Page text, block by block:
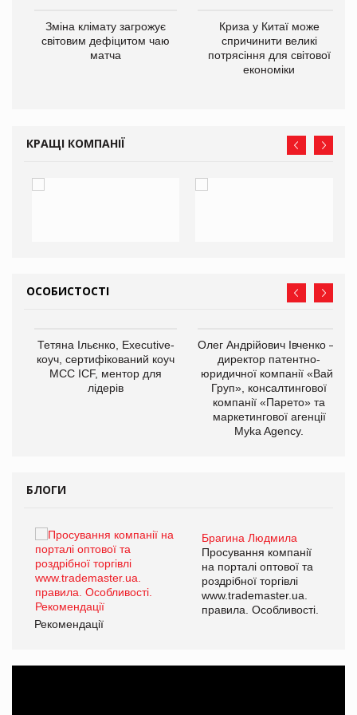
Зміна клімату загрожує
світовим дефіцитом чаю
матча
Криза у Китаї може
спричинити великі
потрясіння для світової
економіки
КРАЩІ КОМПАНІЇ
ОСОБИСТОСТІ
Тетяна Ільєнко, Executive-
коуч, сертифікований коуч
МСС ICF, ментор для
лідерів
Олег Андрійович Івченко —
директор патентно-
юридичної компанії «Вайз
Груп», консалтингової
компанії «Парето» та
маркетингової агенції
Myka Agency.
БЛОГИ
Брагина Людмила
Просування компанії
на порталі оптової та
роздрібної торгівлі
www.trademaster.ua.
правила. Особливості.
Рекомендації